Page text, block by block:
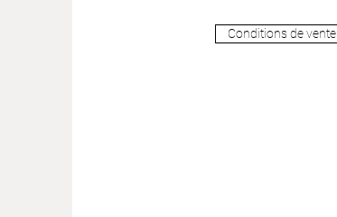
Conditions de vente